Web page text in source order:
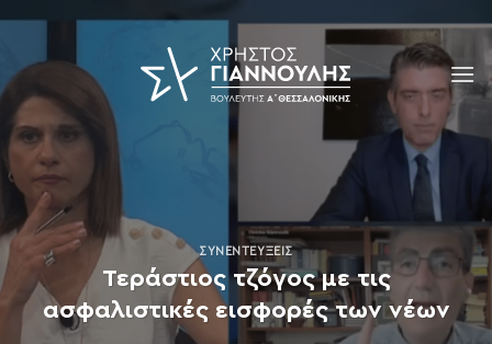
content
ΣΥΝΕΝΤΕΎΞΕΙΣ
Τεράστιος τζόγος με τις
ασφαλιστικές εισφορές των νέων